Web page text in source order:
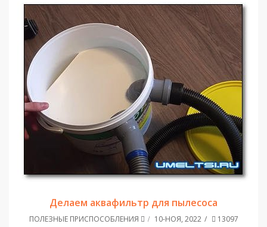
Делаем аквафильтр для пылесоса
ПОЛЕЗНЫЕ ПРИСПОСОБЛЕНИЯ 10-НОЯ, 2022 13097